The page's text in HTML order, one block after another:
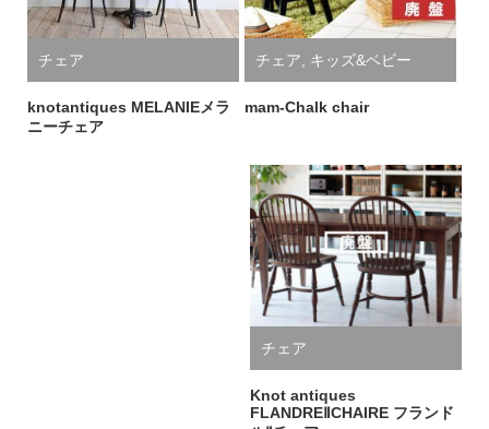
チェア
knotantiques MELANIEメラ
ニーチェア
チェア キッズ&ベビー
mam-Chalk chair
チェア
Knot antiques
FLANDREⅡCHAIRE フランド